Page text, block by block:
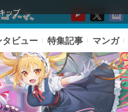
ップ
タビュー 特集記事 マンガ